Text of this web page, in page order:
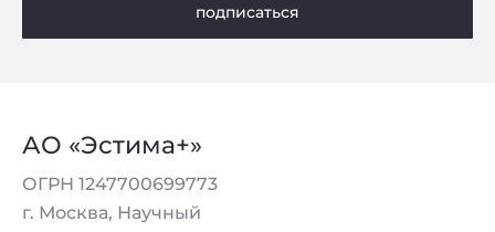
подписаться
АО «Эстима+»
ОГРН 1247700699773
г. Москва, Научный